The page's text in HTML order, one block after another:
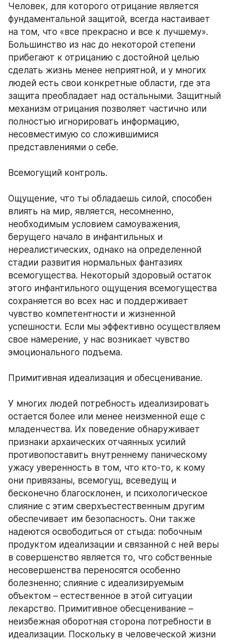
Человек, для которого отрицание является
фундаментальной защитой, всегда настаивает
на том, что «все прекрасно и все к лучшему».
Большинство из нас до некоторой степени
прибегают к отрицанию с достойной целью
сделать жизнь менее неприятной, и у многих
людей есть свои конкретные области, где эта
защита преобладает над остальными. Защитный
механизм отрицания позволяет частично или
полностью игнорировать информацию,
несовместимую со сложившимися
представлениями о себе.
Всемогущий контроль.
Ощущение, что ты обладаешь силой, способен
влиять на мир, является, несомненно,
необходимым условием самоуважения,
берущего начало в инфантильных и
нереалистических, однако на определенной
стадии развития нормальных фантазиях
всемогущества. Некоторый здоровый остаток
этого инфантильного ощущения всемогущества
сохраняется во всех нас и поддерживает
чувство компетентности и жизненной
успешности. Если мы эффективно осуществляем
свое намерение, у нас возникает чувство
эмоционального подъема.
Примитивная идеализация и обесценивание.
У многих людей потребность идеализировать
остается более или менее неизменной еще с
младенчества. Их поведение обнаруживает
признаки архаических отчаянных усилий
противопоставить внутреннему паническому
ужасу уверенность в том, что кто-то, к кому
они привязаны, всемогущ, всеведущ и
бесконечно благосклонен, и психологическое
слияние с этим сверхъестественным другим
обеспечивает им безопасность. Они также
надеются освободиться от стыда: побочным
продуктом идеализации и связанной с ней веры
в совершенство является то, что собственные
несовершенства переносятся особенно
болезненно; слияние с идеализируемым
объектом – естественное в этой ситуации
лекарство. Примитивное обесценивание –
неизбежная оборотная сторона потребности в
идеализации. Поскольку в человеческой жизни